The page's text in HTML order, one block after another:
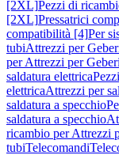
[2XL]Pezzi di
[2XL]Pressatrici
compatibilità [4]Per
tubiAttrezzi per
per Attrezzi per
saldatura elettrica
elettricaAttrezzi per
saldatura a specchio
saldatura a specchio
ricambio per Attrezzi
tubiTelecomandi